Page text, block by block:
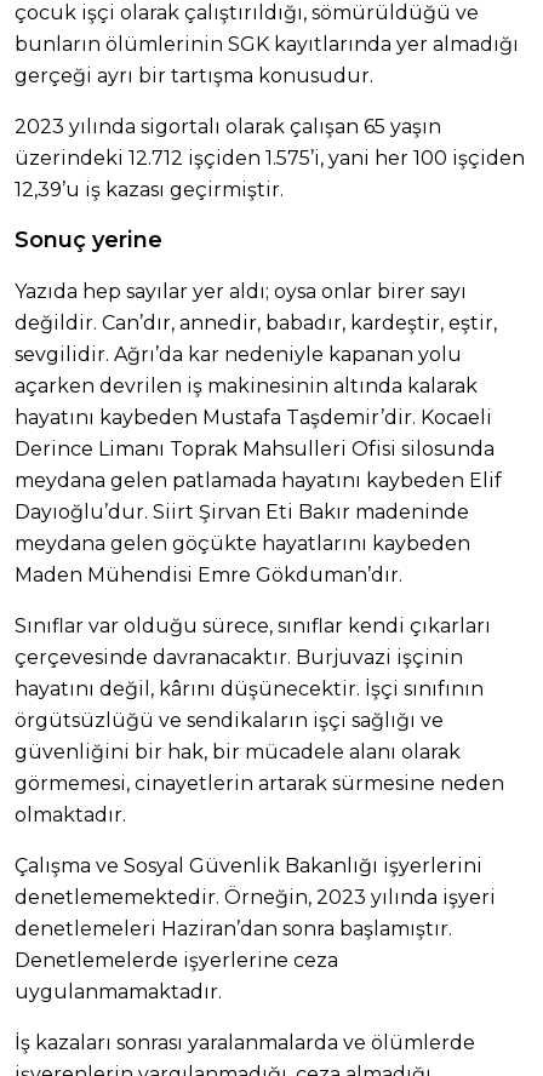
çocuk işçi olarak çalıştırıldığı, sömürüldüğü ve
bunların ölümlerinin SGK kayıtlarında yer almadığı
gerçeği ayrı bir tartışma konusudur.
2023 yılında sigortalı olarak çalışan 65 yaşın
üzerindeki 12.712 işçiden 1.575’i, yani her 100 işçiden
12,39’u iş kazası geçirmiştir.
Sonuç yerine
Yazıda hep sayılar yer aldı; oysa onlar birer sayı
değildir. Can’dır, annedir, babadır, kardeştir, eştir,
sevgilidir. Ağrı’da kar nedeniyle kapanan yolu
açarken devrilen iş makinesinin altında kalarak
hayatını kaybeden Mustafa Taşdemir’dir. Kocaeli
Derince Limanı Toprak Mahsulleri Ofisi silosunda
meydana gelen patlamada hayatını kaybeden Elif
Dayıoğlu’dur. Siirt Şirvan Eti Bakır madeninde
meydana gelen göçükte hayatlarını kaybeden
Maden Mühendisi Emre Gökduman’dır.
Sınıflar var olduğu sürece, sınıflar kendi çıkarları
çerçevesinde davranacaktır. Burjuvazi işçinin
hayatını değil, kârını düşünecektir. İşçi sınıfının
örgütsüzlüğü ve sendikaların işçi sağlığı ve
güvenliğini bir hak, bir mücadele alanı olarak
görmemesi, cinayetlerin artarak sürmesine neden
olmaktadır.
Çalışma ve Sosyal Güvenlik Bakanlığı işyerlerini
denetlememektedir. Örneğin, 2023 yılında işyeri
denetlemeleri Haziran’dan sonra başlamıştır.
Denetlemelerde işyerlerine ceza
uygulanmamaktadır.
İş kazaları sonrası yaralanmalarda ve ölümlerde